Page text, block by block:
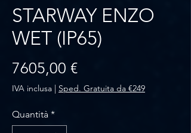
STARWAY ENZO
WET (IP65)
7605,00 €Prezzo
IVA inclusa | Sped. Gratuita da €249
Quantità *